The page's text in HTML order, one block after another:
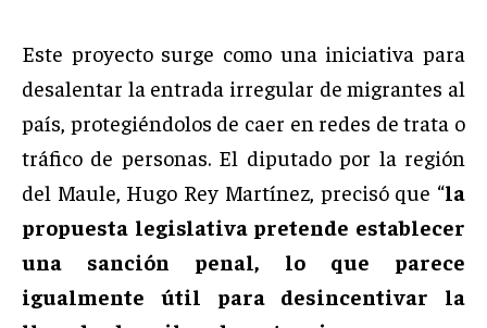
Este proyecto surge como una iniciativa para
desalentar la entrada irregular de migrantes al
país, protegiéndolos de caer en redes de trata o
tráfico de personas. El diputado por la región
del Maule, Hugo Rey Martínez, precisó que “la
propuesta legislativa pretende establecer
una sanción penal, lo que parece
igualmente útil para desincentivar la